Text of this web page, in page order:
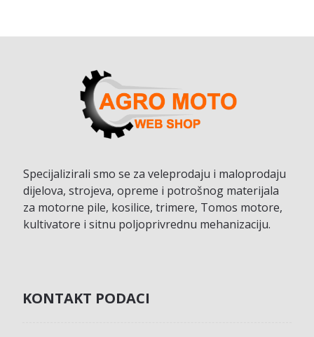
Specijalizirali smo se za veleprodaju i maloprodaju
dijelova, strojeva, opreme i potrošnog materijala
za motorne pile, kosilice, trimere, Tomos motore,
kultivatore i sitnu poljoprivrednu mehanizaciju.
KONTAKT PODACI